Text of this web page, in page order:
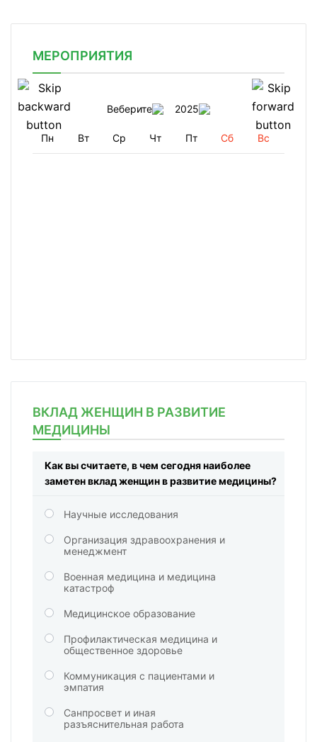
МЕРОПРИЯТИЯ
Веберите 2025
Пн Вт Ср Чт Пт Сб Вс
ВКЛАД ЖЕНЩИН В РАЗВИТИЕ
МЕДИЦИНЫ
Как вы считаете, в чем сегодня наиболее
заметен вклад женщин в развитие медицины?
Научные исследования
Организация здравоохранения и
менеджмент
Военная медицина и медицина
катастроф
Медицинское образование
Профилактическая медицина и
общественное здоровье
Коммуникация с пациентами и
эмпатия
Санпросвет и иная
разъяснительная работа